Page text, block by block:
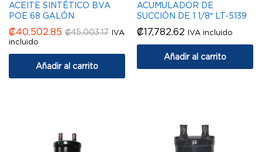
ACEITE SINTÉTICO BVA
POE 68 GALÓN
₡40,502.85 ₡45,003.17 IVA
incluido
Añadir al carrito
ACUMULADOR DE
SUCCIÓN DE 1 1/8″ LT-5139
₡17,782.62 IVA incluido
Añadir al carrito